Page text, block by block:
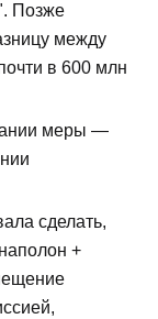
Позже
между
в 600 млн
меры —
сделать,
+